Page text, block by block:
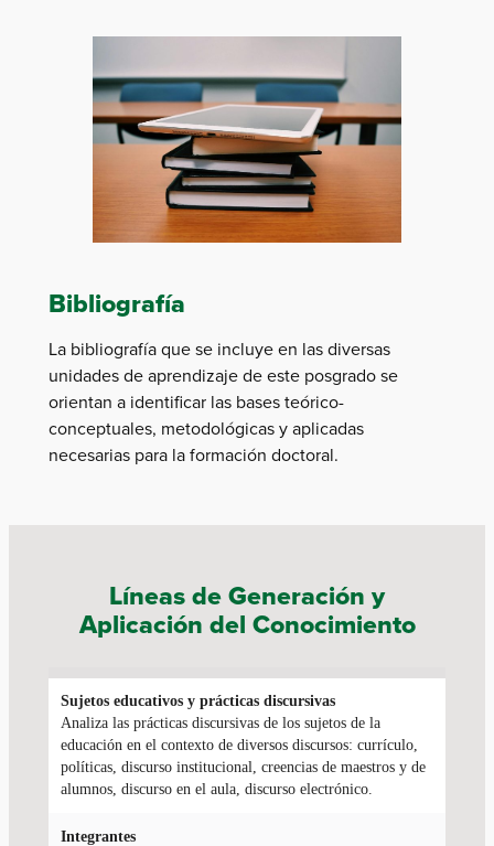
Bibliografía
La bibliografía que se incluye en las diversas
unidades de aprendizaje de este posgrado se
orientan a identificar las bases teórico-
conceptuales, metodológicas y aplicadas
necesarias para la formación doctoral.
Líneas de Generación y
Aplicación del Conocimiento
Sujetos educativos y prácticas discursivas
Analiza las prácticas discursivas de los sujetos de la
educación en el contexto de diversos discursos: currículo,
políticas, discurso institucional, creencias de maestros y de
alumnos, discurso en el aula, discurso electrónico.
Integrantes